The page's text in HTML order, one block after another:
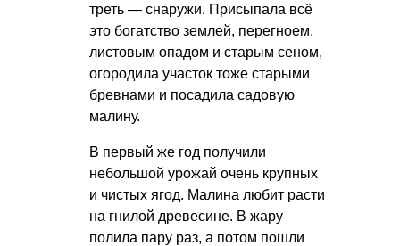
треть — снаружи. Присыпала всё
это богатство землей, перегноем,
листовым опадом и старым сеном,
огородила участок тоже старыми
бревнами и посадила садовую
малину.
В первый же год получили
небольшой урожай очень крупных
и чистых ягод. Малина любит расти
на гнилой древесине. В жару
полила пару раз, а потом пошли